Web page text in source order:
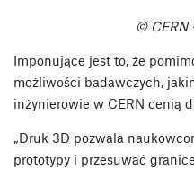
© CERN
Imponujące jest to, że
możliwości badawczych,
inżynierowie w CERN cenią
„Druk 3D pozwala
prototypy i przesuwać